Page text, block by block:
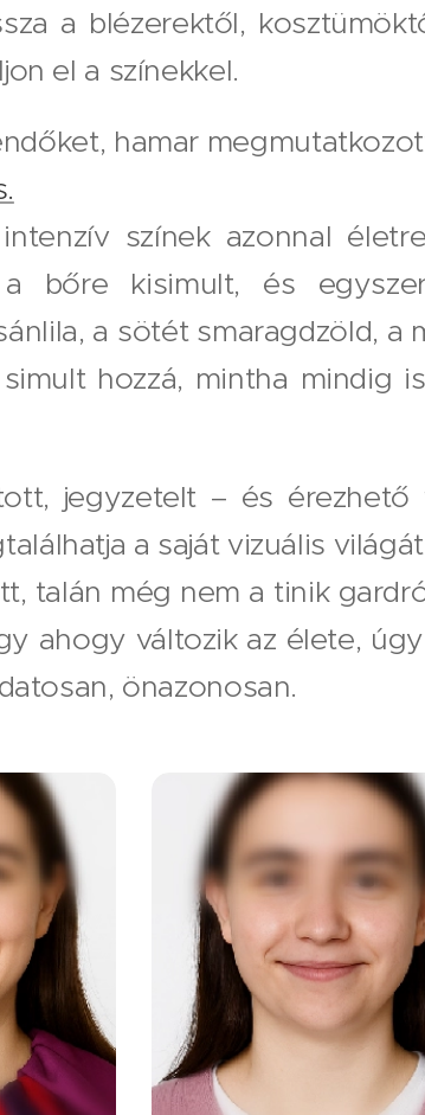
a blézerektől,
el a színekkel.
hamar
színek azonnal
bőre kisimult, és
a sötét smaragdzöld, a
hozzá, mintha mindig
jegyzetelt – és érezhető
a saját vizuális
talán még nem a tinik
ahogy változik az élete,
önazonosan.